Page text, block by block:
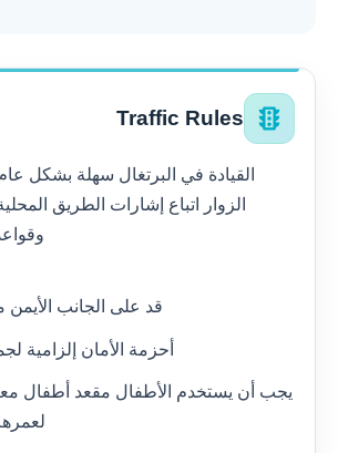
traffic
Traffic Rules
القيادة في البرتغال سهلة بشكل
الزوار اتباع إشارات الطريق
قد على الجانب
أحزمة الأمان إلزامية
يجب أن يستخدم الأطفال مقعد أطفال